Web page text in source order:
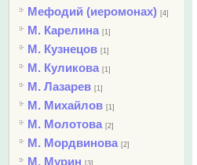
Мефодий (иеромонах) [4]
М. Карелина [1]
М. Кузнецов [1]
М. Куликова [1]
М. Лазарев [1]
М. Михайлов [1]
М. Молотова [2]
М. Мордвинова [2]
М. Мурин [3]